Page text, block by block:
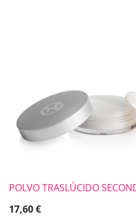
POLVO TRASLÚCIDO
17,60€